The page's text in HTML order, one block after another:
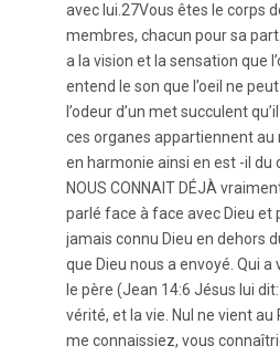
avec lui.27Vous êtes le corps
membres, chacun pour sa
a la vision et la sensation que
entend le son que l’oeil ne
l’odeur d’un met succulent
ces organes appartiennent
en harmonie ainsi en est -il du
NOUS CONNAIT DÉJÀ
parlé face à face avec Dieu et
jamais connu Dieu en dehors
que Dieu nous a envoyé. Qui
le père (Jean 14:6 Jésus lui
vérité, et la vie. Nul ne vient
me connaissiez, vous